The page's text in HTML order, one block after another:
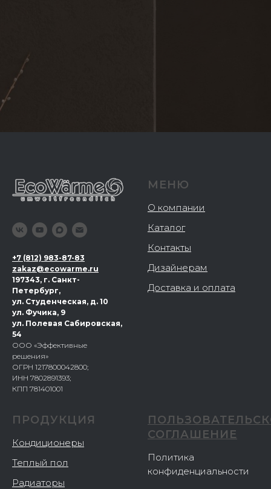
+7 (812) 983-87-83
zakaz@ecowarme.ru
197343, г. Санкт-
Петербург,
ул. Студенческая, д. 10
ул. Фучика, 9
ул. Полевая Сабировская,
54
ООО «Эффективные
решения»
ОГРН 1217800042800;
ИНН 7802891393;
КПП 781401001
МЕНЮ
О компании
Каталог
Контакты
Дизайнерам
Доставка и оплата
ПРОДУКЦИЯ
Кондиционеры
Теплый пол
Радиаторы
СОГЛАШЕНИЕ
Политика
конфиденциальности